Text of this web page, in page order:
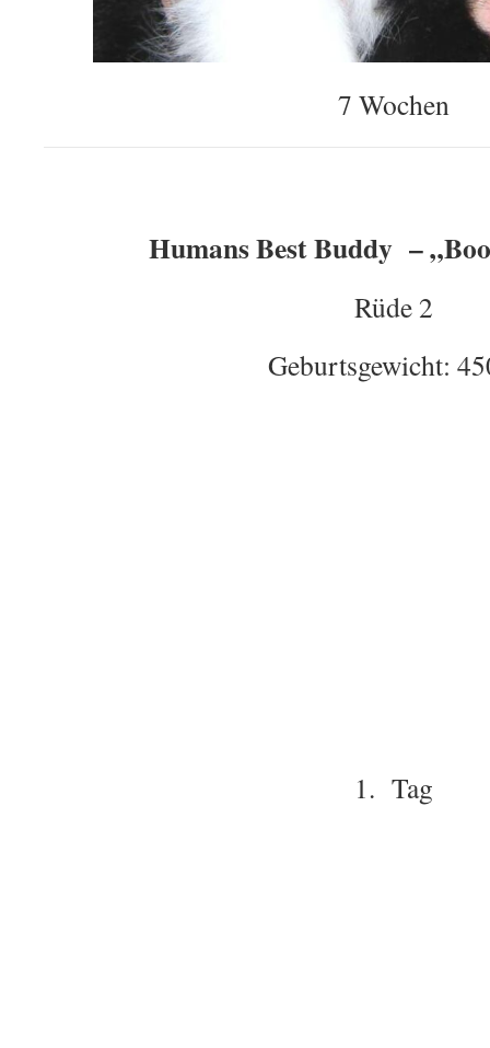
7 Wochen
Humans Best Buddy –
Rüde 2
Geburtsgewicht:
1. Tag